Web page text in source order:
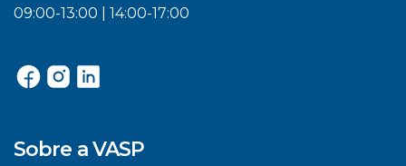
09:00-13:00 | 14:00-17:00
Sobre a VASP